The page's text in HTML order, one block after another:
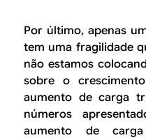
Por último, apenas
tem uma fragilidade
não estamos
sobre o
aumento de carga
números
aumento de